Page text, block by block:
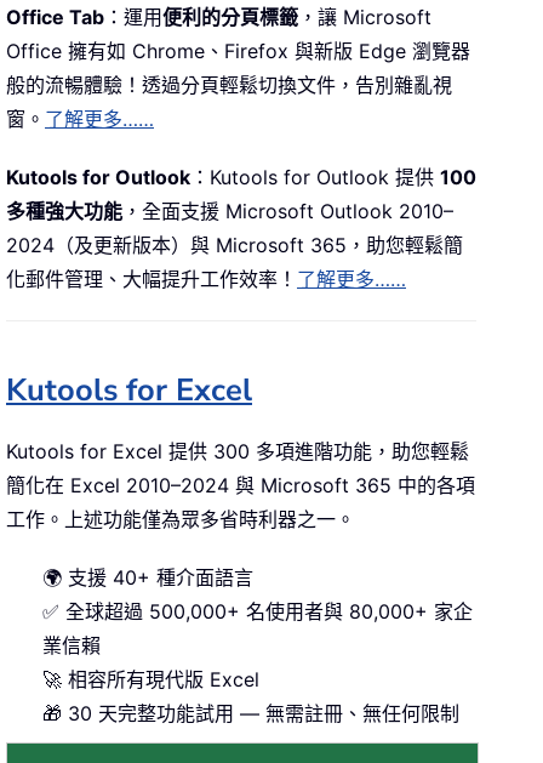
Office Tab ：運用便利的分頁標籤 ，讓 Microsoft
Office 擁有如 Chrome、Firefox 與新版 Edge 瀏覽器
般的流暢體驗！透過分頁輕鬆切換文件，告別雜亂視
窗。 了解更多……
Kutools for Outlook ：Kutools for Outlook 提供 100
多種強大功能 ，全面支援 Microsoft Outlook 2010–
2024（及更新版本）與 Microsoft 365，助您輕鬆簡
化郵件管理、大幅提升工作效率！ 了解更多……
Kutools for Excel
Kutools for Excel 提供 300 多項進階功能，助您輕鬆
簡化在 Excel 2010–2024 與 Microsoft 365 中的各項
工作。上述功能僅為眾多省時利器之一。
🌍 支援 40+ 種介面語言
✅ 全球超過 500,000+ 名使用者與 80,000+ 家企
業信賴
🚀 相容所有現代版 Excel
🎁 30 天完整功能試用 — 無需註冊、無任何限制